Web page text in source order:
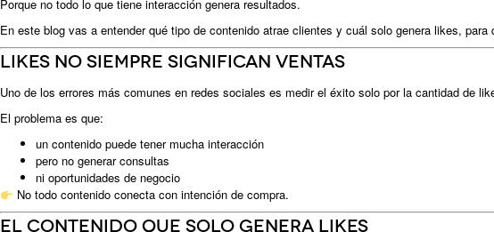
Porque no todo lo que tiene interacción genera resultados.
En este blog vas a entender qué tipo de contenido atrae clientes y cuál solo genera likes,
Likes no siempre significan ventas
Uno de los errores más comunes en redes sociales es medir el éxito solo por la cantidad de
El problema es que:
un contenido puede tener mucha interacción
pero no generar consultas
ni oportunidades de negocio
No todo contenido conecta con intención de compra.
El contenido que solo genera likes